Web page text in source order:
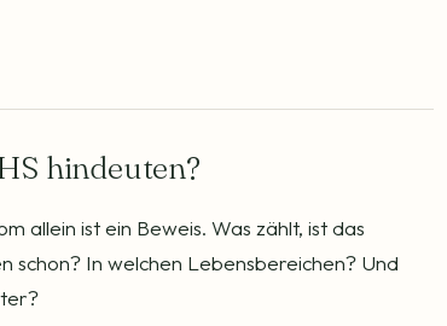
hindeuten?
allein ist ein Beweis. Was zählt, ist das
schon? In welchen Lebensbereichen? Und